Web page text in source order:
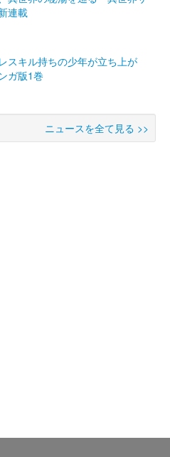
連載
スキル持ちの少年が立ち上が
ガ版1巻
ニュースを全て見る >>